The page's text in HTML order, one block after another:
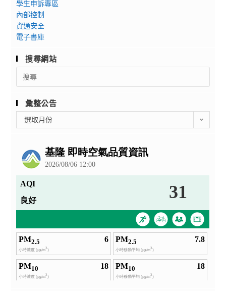
學生申訴專區
內部控制
資通安全
電子書庫
搜尋網站
Search
for:
彙整公告
整
選取月份